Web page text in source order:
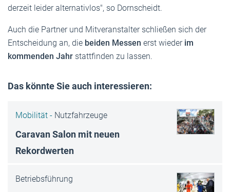
derzeit leider alternativlos", so Dornscheidt.
Auch die Partner und Mitveranstalter schließen sich der
Entscheidung an, die beiden Messen erst wieder im
kommenden Jahr stattfinden zu lassen.
Das könnte Sie auch interessieren:
Mobilität - Nutzfahrzeuge
Caravan Salon mit neuen
Rekordwerten
Betriebsführung